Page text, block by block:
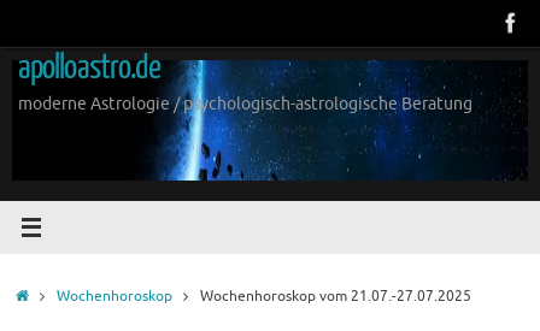
springen
apolloastro.de
moderne Astrologie / psychologisch-astrologische Beratung
StartWochenhoroskop Wochenhoroskop vom 21.07.-27.07.2025